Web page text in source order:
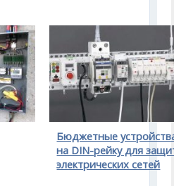
Бюджетные
на DIN-рейку для
электрических сетей